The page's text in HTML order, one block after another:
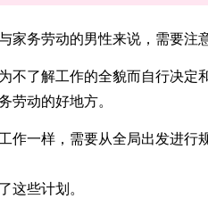
家务劳动的男性来说，需要注
不了解工作的全貌而自行决定
劳动的好地方。
作一样，需要从全局出发进行
这些计划。